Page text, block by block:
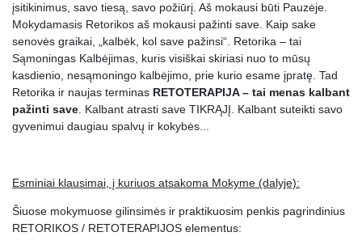
25. Penki nurodymai, kaip kalbėti įtikinamai. 0:05:01
26. Mokymo santrauka
27. Testas (5 klausimų)
įsitikinimus, savo tiesą, savo požiūrį. Aš mokausi būti Pauzėje.
Mokydamasis Retorikos aš mokausi pažinti save. Kaip sake
senovės graikai, „kalbėk, kol save pažinsi“. Retorika – tai
Sąmoningas Kalbėjimas, kuris visiškai skiriasi nuo to mūsų
kasdienio, nesąmoningo kalbėjimo, prie kurio esame įpratę. Tad
Retorika ir naujas terminas RETOTERAPIJA – tai menas kalbant
pažinti save . Kalbant atrasti save TIKRĄJĮ. Kalbant suteikti savo
gyvenimui daugiau spalvų ir kokybės...
Esminiai klausimai, į kuriuos atsakoma Mokyme (dalyje):
Šiuose mokymuose gilinsimės ir praktikuosim penkis pagrindinius
RETORIKOS / RETOTERAPIJOS elementus: